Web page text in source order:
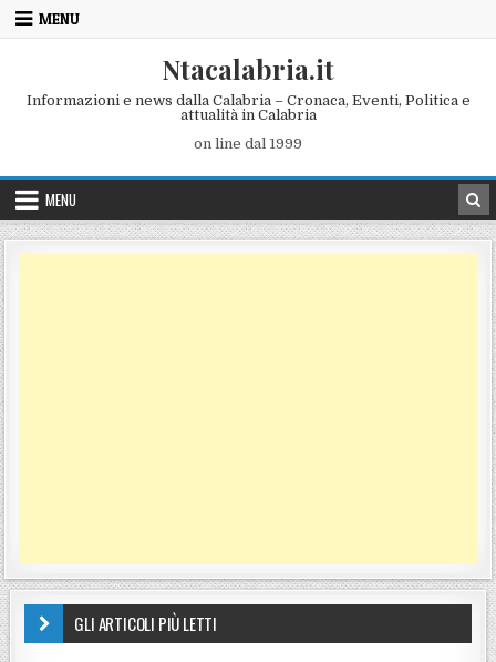
Skip to content
MENU
Ntacalabria.it
Informazioni e news dalla Calabria – Cronaca, Eventi, Politica e
attualità in Calabria
on line dal 1999
MENU
GLI ARTICOLI PIÙ LETTI